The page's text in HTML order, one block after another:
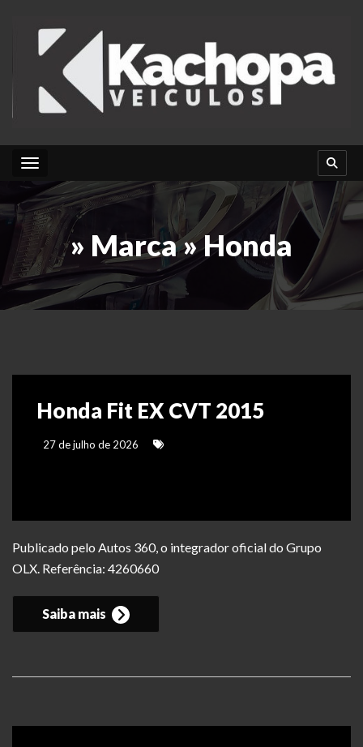
Toggle navigation
» Marca » Honda
Honda Fit EX CVT 2015
27 de julho de 2026
Publicado pelo Autos 360, o integrador oficial do Grupo
OLX. Referência: 4260660
Saiba mais